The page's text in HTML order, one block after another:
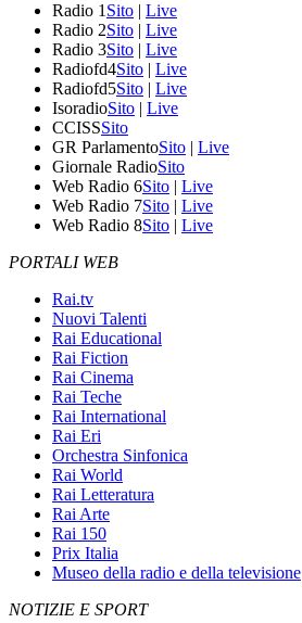
Radio 1 Sito | Live
Radio 2Sito | Live
Radio 3Sito | Live
Radiofd4Sito | Live
Radiofd5Sito | Live
IsoradioSito | Live
CCISSSito
GR ParlamentoSito | Live
Giornale RadioSito
Web Radio 6Sito | Live
Web Radio 7Sito | Live
Web Radio 8Sito | Live
PORTALI WEB
Rai.tv
Nuovi Talenti
Rai Educational
Rai Fiction
Rai Cinema
Rai Teche
Rai International
Rai Eri
Orchestra Sinfonica
Rai World
Rai Letteratura
Rai Arte
Rai 150
Prix Italia
Museo della radio e della televisione
NOTIZIE E SPORT